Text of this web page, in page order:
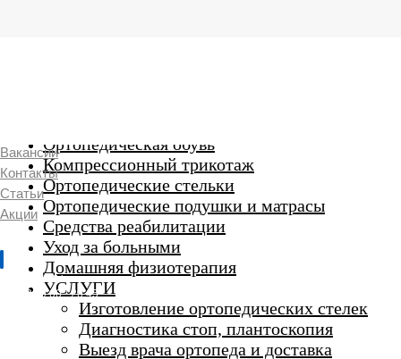
г. Люберцы
Пн-Вс 9:00 - 20:45
Ортопедическая обувь
Компрессионный трикотаж
Ортопедические стельки
Ортопедические подушки и матрасы
Средства реабилитации
Уход за больными
Домашняя физиотерапия
УСЛУГИ
Изготовление ортопедических стелек
Диагностика стоп, плантоскопия
Выезд врача ортопеда и доставка
Вакансии
Контакты
Статьи
Акции